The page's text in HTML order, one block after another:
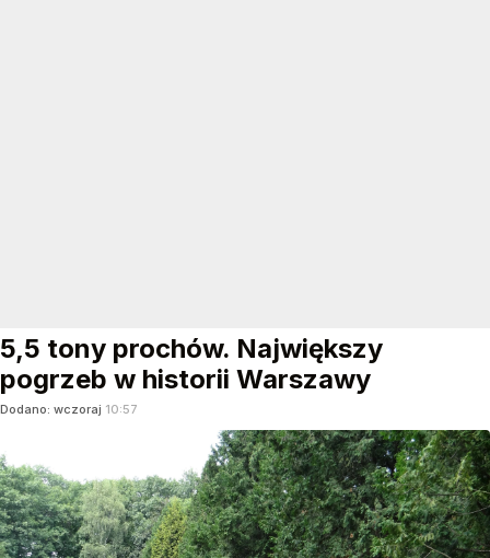
5,5 tony prochów. Największy
pogrzeb w historii Warszawy
Dodano: wczoraj 10:57